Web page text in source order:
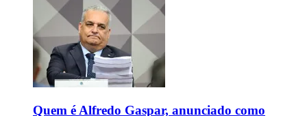
Quem é Alfredo Gaspar, anunciado como